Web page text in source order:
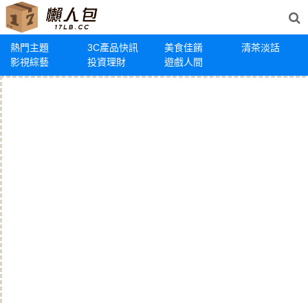
熱門主題 3C產品快訊 美食佳餚
清茶淡話
影視綜藝
投資理財 遊戲人間